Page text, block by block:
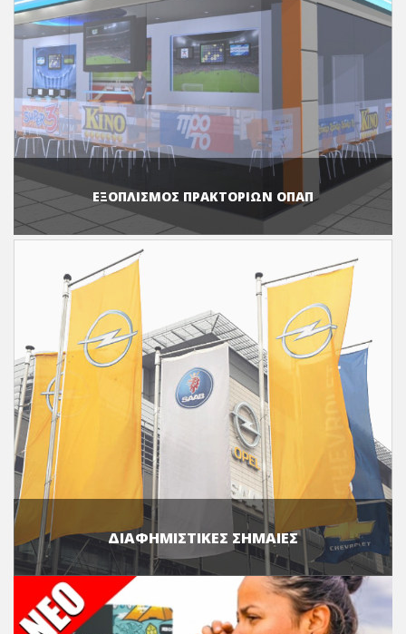
ΕΞΟΠΛΙΣΜΟΣ ΠΡΑΚΤΟΡΙΩΝ ΟΠΑΠ
ΔΙΑΦΗΜΙΣΤΙΚΕΣ ΣΗΜΑΙΕΣ